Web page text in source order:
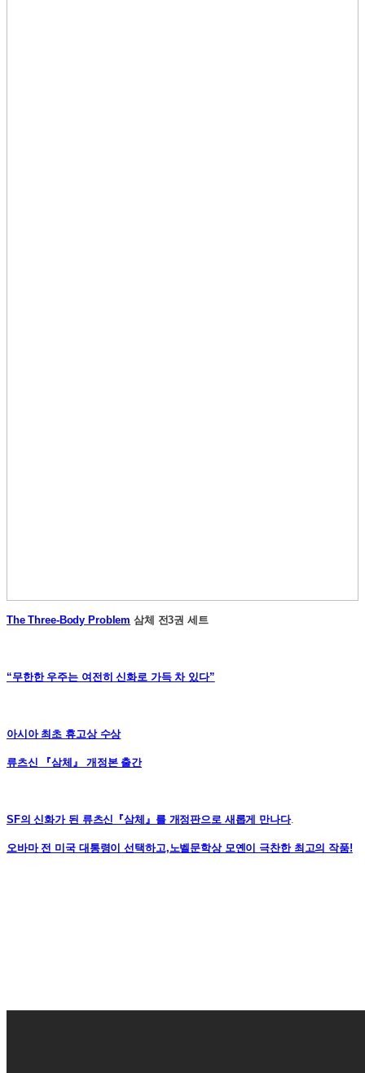
The Three-Body Problem 삼체 전3권 세트
“무한한 우주는 여전히 신화로 가득 차 있다”
아시아 최초 휴고상 수상
류츠신 『삼체』 개정본 출간
SF의 신화가 된 류츠신『삼체』를 개정판으로 새롭게 만나다.
오바마 전 미국 대통령이 선택하고,노벨문학상 모옌이 극찬한 최고의 작품!